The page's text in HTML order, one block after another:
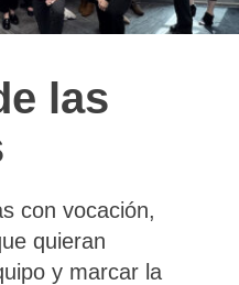
las
con vocación,
quieran
y marcar la